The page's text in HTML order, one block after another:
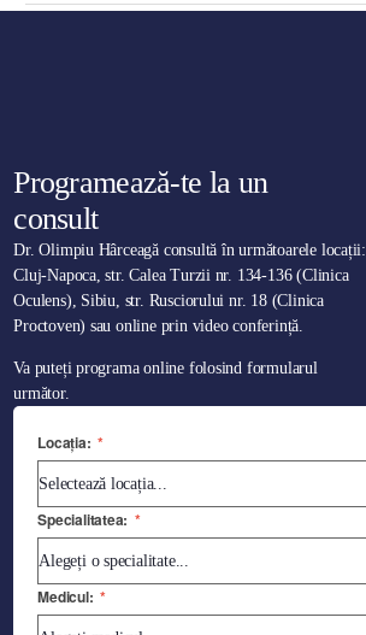
Programează-te la un
consult
Dr. Olimpiu Hârceagă consultă în următoarele locații:
Cluj-Napoca, str. Calea Turzii nr. 134-136 (Clinica
Oculens), Sibiu, str. Rusciorului nr. 18 (Clinica
Proctoven) sau online prin video conferință.
Va puteți programa online folosind formularul
următor.
Locația: *
Specialitatea: *
Medicul: *